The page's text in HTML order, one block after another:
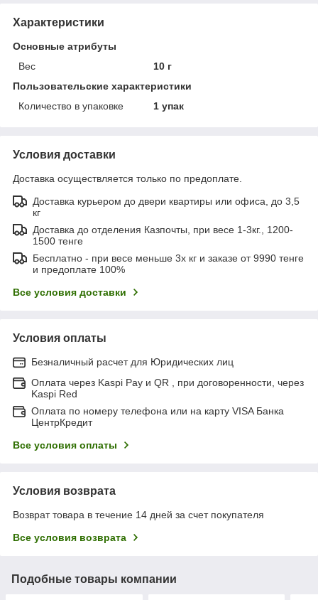
Характеристики
Основные атрибуты
Вес
10 г
Пользовательские характеристики
Количество в упаковке
1 упак
Условия доставки
Доставка осуществляется только по предоплате.
Доставка курьером до двери квартиры или офиса, до 3,5
кг
Доставка до отделения Казпочты, при весе 1-3кг., 1200-
1500 тенге
Бесплатно - при весе меньше 3х кг и заказе от 9990 тенге
и предоплате 100%
Все условия доставки
Условия оплаты
Безналичный расчет для Юридических лиц
Оплата через Kaspi Pay и QR , при договоренности, через
Kaspi Red
Оплата по номеру телефона или на карту VISA Банка
ЦентрКредит
Все условия оплаты
Условия возврата
Возврат товара в течение 14 дней за счет покупателя
Все условия возврата
Подобные товары компании